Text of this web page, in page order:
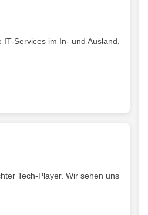
Services im In- und Ausland,
Tech-Player. Wir sehen uns